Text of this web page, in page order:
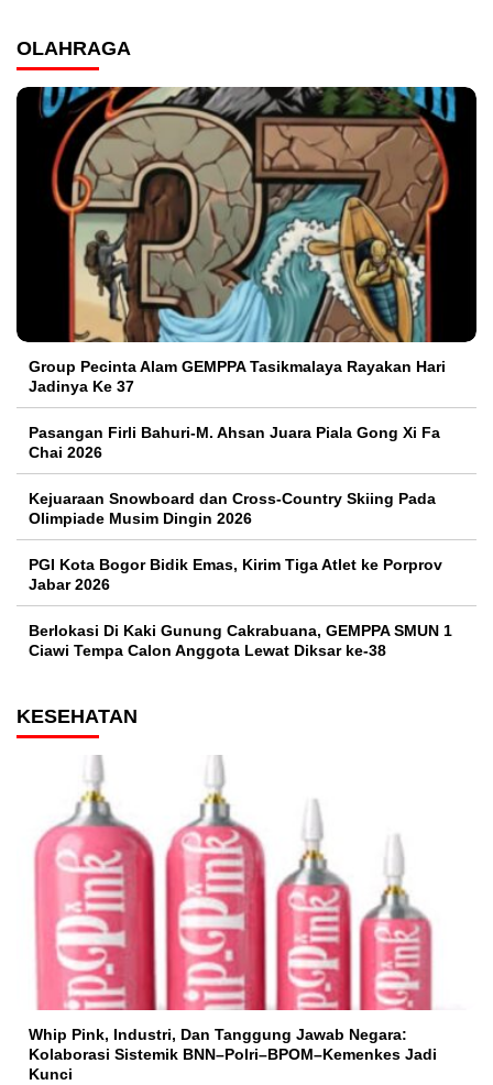
OLAHRAGA
Group Pecinta Alam GEMPPA Tasikmalaya Rayakan Hari
Jadinya Ke 37
Pasangan Firli Bahuri-M. Ahsan Juara Piala Gong Xi Fa
Chai 2026
Kejuaraan Snowboard dan Cross-Country Skiing Pada
Olimpiade Musim Dingin 2026
PGI Kota Bogor Bidik Emas, Kirim Tiga Atlet ke Porprov
Jabar 2026
Berlokasi Di Kaki Gunung Cakrabuana, GEMPPA SMUN 1
Ciawi Tempa Calon Anggota Lewat Diksar ke-38
KESEHATAN
Whip Pink, Industri, Dan Tanggung Jawab Negara:
Kolaborasi Sistemik BNN–Polri–BPOM–Kemenkes Jadi
Kunci